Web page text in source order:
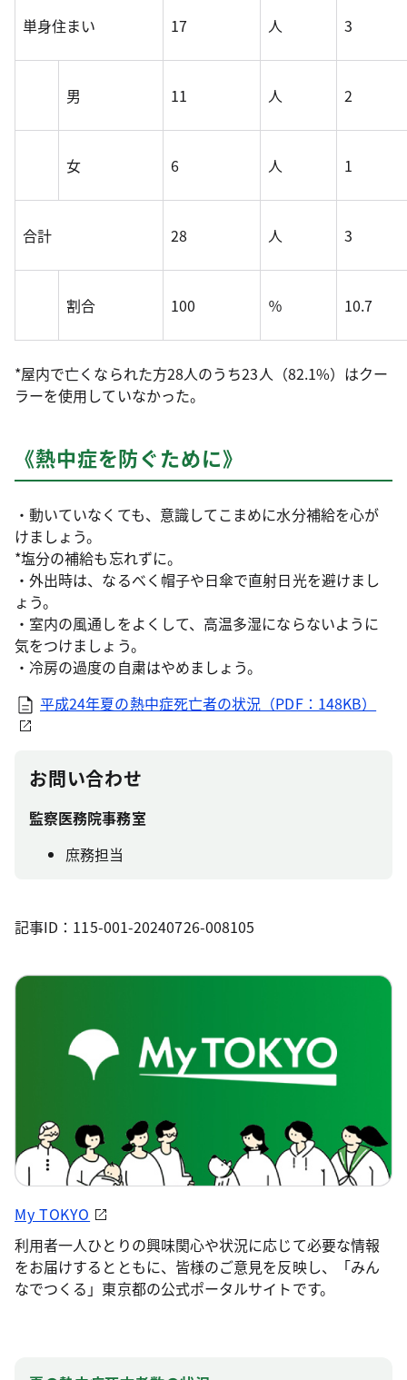
単身住まい 17 人 3
男 11 人 2
女 6 人 1
合計 28 人 3
割合 100 ％ 10.7
*屋内で亡くなられた方28人のうち23人（82.1%）はクー
ラーを使用していなかった。
《熱中症を防ぐために》
・動いていなくても、意識してこまめに水分補給を心が
けましょう。
*塩分の補給も忘れずに。
・外出時は、なるべく帽子や日傘で直射日光を避けまし
ょう。
・室内の風通しをよくして、高温多湿にならないように
気をつけましょう。
・冷房の過度の自粛はやめましょう。
平成24年夏の熱中症死亡者の状況（PDF：148KB）
お問い合わせ
監察医務院事務室
庶務担当
記事ID：115-001-20240726-008105
My TOKYO
利用者一人ひとりの興味関心や状況に応じて必要な情報
をお届けするとともに、皆様のご意見を反映し、「みん
なでつくる」東京都の公式ポータルサイトです。